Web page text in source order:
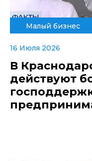
Малый бизнес
16 Июля 2026
В
действуют